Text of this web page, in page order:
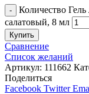
Количество
салатовый, 8 мл
Купить
Сравнение
Список желаний
Артикул: 111662
Поделиться
Facebook Twitter